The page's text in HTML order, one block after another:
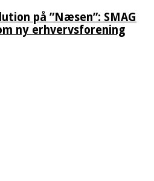
på ”Næsen”: SMAG
ny erhvervsforening